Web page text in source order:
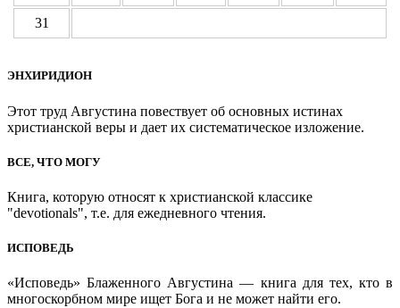
31
ЭНХИРИДИОН
Этот труд Августина повествует об основных истинах
христианской веры и дает их систематическое изложение.
ВСЕ, ЧТО МОГУ
Книга, которую относят к христианской классике
"devotionals", т.е. для ежедневного чтения.
ИСПОВЕДЬ
«Исповедь» Блаженного Августина — книга для тех, кто в
многоскорбном мире ищет Бога и не может найти его.